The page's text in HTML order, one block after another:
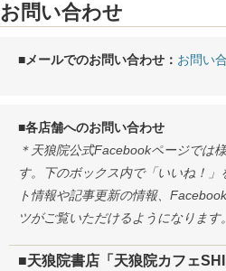
お問い合わせ
■メールでのお問い合わせ： お問い
■各店舗へのお問い合わせ
＊天狼院公式Facebookページでは
す。下のボックス内で「いいね！
ト情報や記事更新の情報、
ツがご覧いただけるようになります。
■天狼院書店「天狼院カフェ